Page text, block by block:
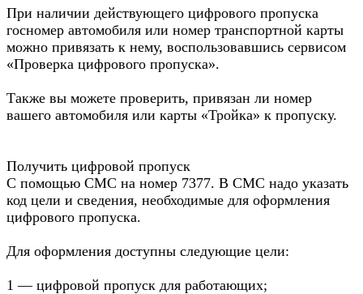
При наличии действующего цифрового пропуска
госномер автомобиля или номер транспортной карты
можно привязать к нему, воспользовавшись сервисом
«Проверка цифрового пропуска».
Также вы можете проверить, привязан ли номер
вашего автомобиля или карты «Тройка» к пропуску.
Получить цифровой пропуск
С помощью СМС на номер 7377. В СМС надо указать
код цели и сведения, необходимые для оформления
цифрового пропуска.
Для оформления доступны следующие цели:
1 — цифровой пропуск для работающих;